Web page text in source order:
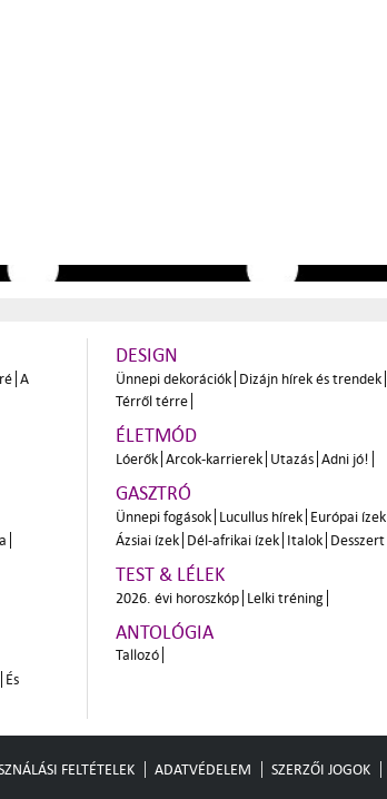
A
És
DESIGN
Ünnepi dekorációk Dizájn hírek és trendek
Térről térre
ÉLETMÓD
Lóerők Arcok-karrierek Utazás Adni jó!
GASZTRÓ
Ünnepi fogások Lucullus hírek Európai ízek
Ázsiai ízek Dél-afrikai ízek Italok Desszert
TEST & LÉLEK
2026. évi horoszkóp Lelki tréning
ANTOLÓGIA
Tallozó
FELTÉTELEK ADATVÉDELEM SZERZŐI JOGOK